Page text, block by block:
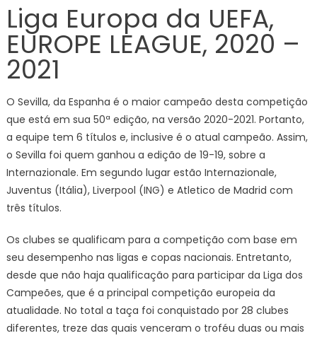
Liga Europa da UEFA,
EUROPE LEAGUE, 2020 –
2021
O Sevilla, da Espanha é o maior campeão desta competição
que está em sua 50ª edição, na versão 2020-2021. Portanto,
a equipe tem 6 títulos e, inclusive é o atual campeão. Assim,
o Sevilla foi quem ganhou a edição de 19-19, sobre a
Internazionale. Em segundo lugar estão Internazionale,
Juventus (Itália), Liverpool (ING) e Atletico de Madrid com
três títulos.
Os clubes se qualificam para a competição com base em
seu desempenho nas ligas e copas nacionais. Entretanto,
desde que não haja qualificação para participar da Liga dos
Campeões, que é a principal competição europeia da
atualidade. No total a taça foi conquistado por 28 clubes
diferentes, treze das quais venceram o troféu duas ou mais